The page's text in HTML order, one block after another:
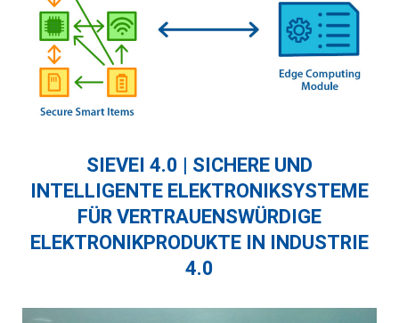
SIEVEI 4.0 | SICHERE UND
INTELLIGENTE ELEKTRONIKSYSTEME
FÜR VERTRAUENSWÜRDIGE
ELEKTRONIKPRODUKTE IN INDUSTRIE
4.0